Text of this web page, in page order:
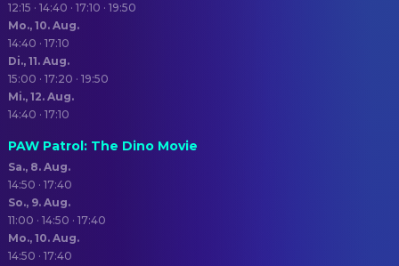
12:15 · 14:40 · 17:10 · 19:50
Mo., 10. Aug.
14:40 · 17:10
Di., 11. Aug.
15:00 · 17:20 · 19:50
Mi., 12. Aug.
14:40 · 17:10
PAW Patrol: The Dino Movie
Sa., 8. Aug.
14:50 · 17:40
So., 9. Aug.
11:00 · 14:50 · 17:40
Mo., 10. Aug.
14:50 · 17:40